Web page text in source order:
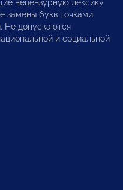
нецензурную лексику
замены букв точками,
Не допускаются
и социальной